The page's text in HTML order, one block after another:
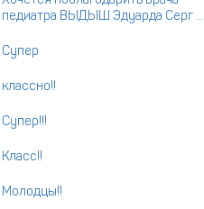
педиатра ВЫДЫШ Эдуарда Серг ...
Супер
классно!!
Супер!!!
Класс!!
Молодцы!!